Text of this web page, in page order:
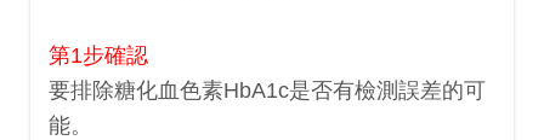
第1步確認
要排除糖化血色素HbA1c是否有檢測誤差的可
能。